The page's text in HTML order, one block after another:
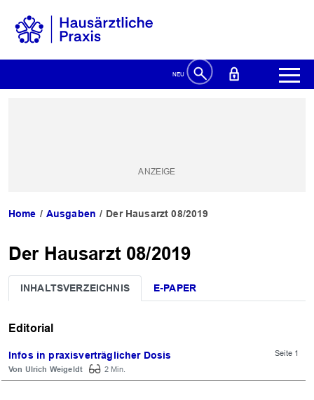
Home Ausgaben Der Hausarzt 08/2019
Der Hausarzt 08/2019
INHALTSVERZEICHNIS E-PAPER
Editorial
Infos in praxisverträglicher Dosis Seite 1
Ulrich Weigeldt 2 Min.